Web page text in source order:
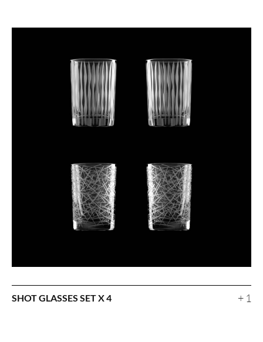
SHOT GLASSES SET X 4 + 1